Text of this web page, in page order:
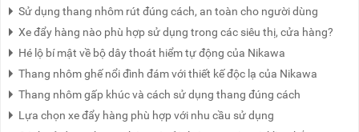
Sử dụng thang nhôm rút đúng cách, an toàn cho người dùng
Xe đẩy hàng nào phù hợp sử dụng trong các siêu thị, cửa hàng?
Hé lộ bí mật về bộ dây thoát hiểm tự động của Nikawa
Thang nhôm ghế nổi đình đám với thiết kế độc lạ của Nikawa
Thang nhôm gấp khúc và cách sử dụng thang đúng cách
Lựa chọn xe đẩy hàng phù hợp với nhu cầu sử dụng